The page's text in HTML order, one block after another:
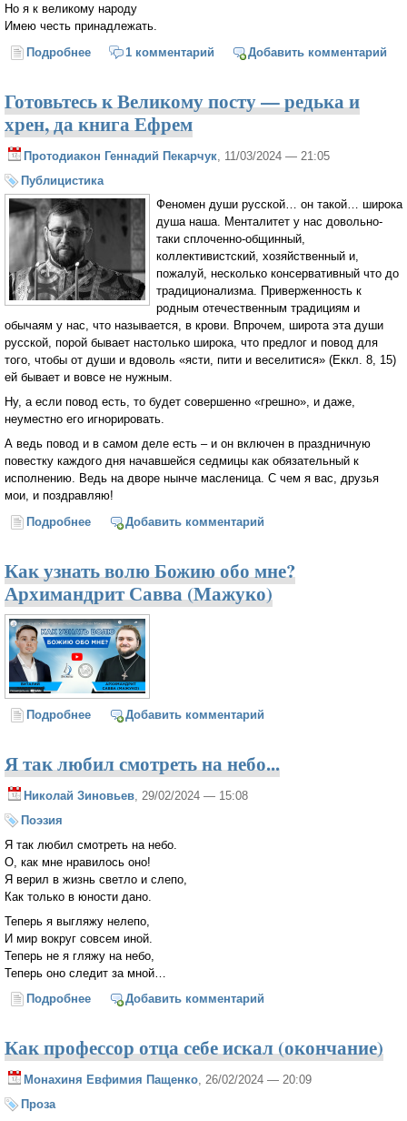
Но я к великому народу
Имею честь принадлежать.
Подробнее о В храме1 комментарий Добавить комментарий
Готовьтесь к Великому посту — редька и
хрен, да книга Ефрем
Протодиакон Геннадий Пекарчук , 11/03/2024 — 21:05
Публицистика
Феномен души русской… он такой… широка
душа наша. Менталитет у нас довольно-
таки сплоченно-общинный,
коллективистский, хозяйственный и,
пожалуй, несколько консервативный что до
традиционализма. Приверженность к
родным отечественным традициям и
обычаям у нас, что называется, в крови. Впрочем, широта эта души
русской, порой бывает настолько широка, что предлог и повод для
того, чтобы от души и вдоволь «ясти, пити и веселитися» (Еккл. 8, 15)
ей бывает и вовсе не нужным.
Ну, а если повод есть, то будет совершенно «грешно», и даже,
неуместно его игнорировать.
А ведь повод и в самом деле есть – и он включен в праздничную
повестку каждого дня начавшейся седмицы как обязательный к
исполнению. Ведь на дворе нынче масленица. С чем я вас, друзья
мои, и поздравляю!
Подробнее о Готовьтесь к Великому посту — редька и хрен, да
Добавить комментарий
Как узнать волю Божию обо мне?
Архимандрит Савва (Мажуко)
Подробнее о Как узнать волю Божию обо мне? Архимандрит
Добавить комментарий
Я так любил смотреть на небо...
Николай Зиновьев, 29/02/2024 — 15:08
Поэзия
Я так любил смотреть на небо.
О, как мне нравилось оно!
Я верил в жизнь светло и слепо,
Как только в юности дано.
Теперь я выгляжу нелепо,
И мир вокруг совсем иной.
Теперь не я гляжу на небо,
Теперь оно следит за мной…
Подробнее о Я так любил смотреть на небо...
Добавить комментарий
Как профессор отца себе искал (окончание)
Монахиня Евфимия Пащенко , 26/02/2024 — 20:09
Проза